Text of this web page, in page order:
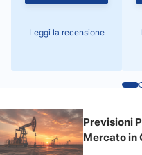
Leggi la recensione
Previsioni
Mercato in